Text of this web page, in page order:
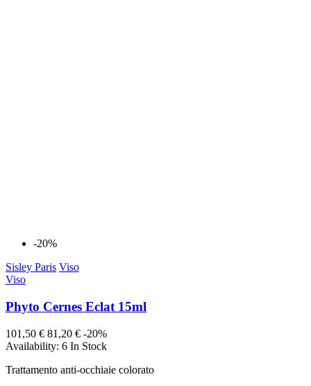
-20%
Sisley Paris Viso
Viso
Phyto Cernes Eclat 15ml
101,50 € 81,20 € -20%
Availability: 6 In Stock
Trattamento anti-occhiaie colorato